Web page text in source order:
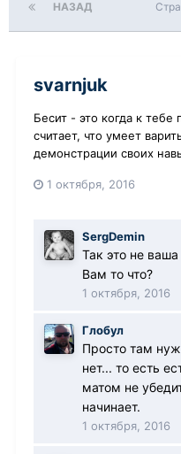
НАЗАД
svarnjuk
Бесит - это когда к тебе
считает, что умеет
демонстрации своих
1 октября, 2016
SergDemin
Так это не
Вам то что?
1 октября, 2016
Глобул
Просто там
нет... то есть
матом не
начинает.
1 октября, 2016